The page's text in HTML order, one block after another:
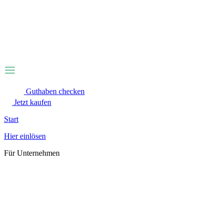
Guthaben checken
Jetzt kaufen
Start
Hier einlösen
Für Unternehmen